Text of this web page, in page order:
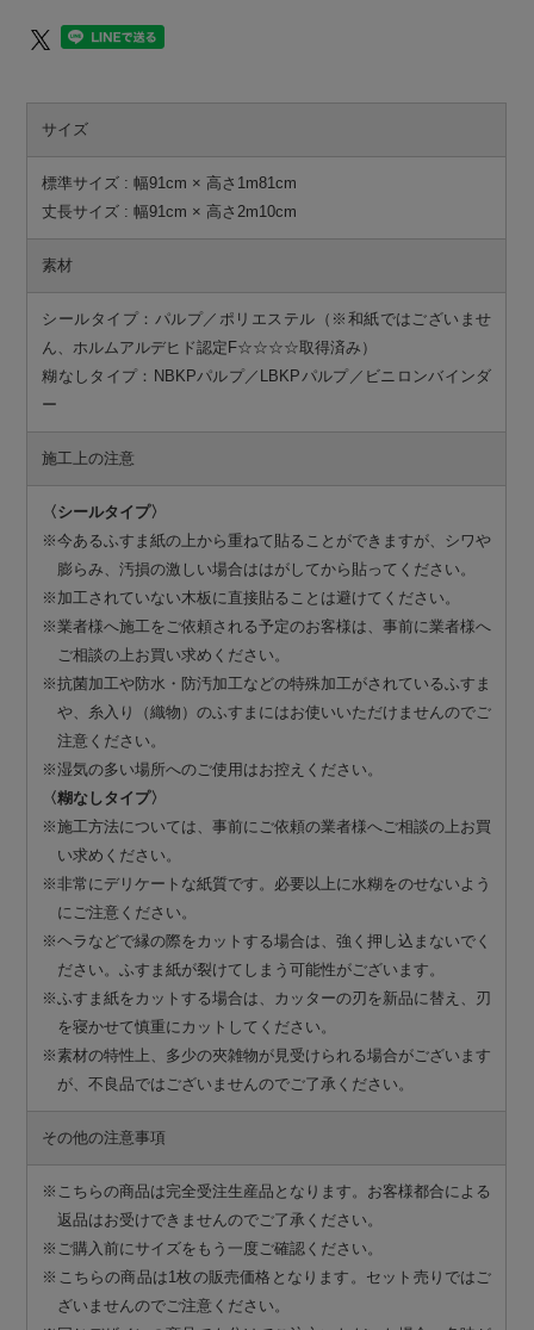
サイズ
標準サイズ : 幅91cm × 高さ1m81cm
丈長サイズ : 幅91cm × 高さ2m10cm
素材
シールタイプ：パルプ／ポリエステル（※和紙ではございませ
ん、ホルムアルデヒド認定F☆☆☆☆取得済み）
糊なしタイプ：NBKPパルプ／LBKPパルプ／ビニロンバインダ
ー
施工上の注意
〈シールタイプ〉
※今あるふすま紙の上から重ねて貼ることができますが、シワや
膨らみ、汚損の激しい場合ははがしてから貼ってください。
※加工されていない木板に直接貼ることは避けてください。
※業者様へ施工をご依頼される予定のお客様は、事前に業者様へ
ご相談の上お買い求めください。
※抗菌加工や防水・防汚加工などの特殊加工がされているふすま
や、糸入り（織物）のふすまにはお使いいただけませんのでご
注意ください。
※湿気の多い場所へのご使用はお控えください。
〈糊なしタイプ〉
※施工方法については、事前にご依頼の業者様へご相談の上お買
い求めください。
※非常にデリケートな紙質です。必要以上に水糊をのせないよう
にご注意ください。
※ヘラなどで縁の際をカットする場合は、強く押し込まないでく
ださい。ふすま紙が裂けてしまう可能性がございます。
※ふすま紙をカットする場合は、カッターの刃を新品に替え、刃
を寝かせて慎重にカットしてください。
※素材の特性上、多少の夾雑物が見受けられる場合がございます
が、不良品ではございませんのでご了承ください。
その他の注意事項
※こちらの商品は完全受注生産品となります。お客様都合による
返品はお受けできませんのでご了承ください。
※ご購入前にサイズをもう一度ご確認ください。
※こちらの商品は1枚の販売価格となります。セット売りではご
ざいませんのでご注意ください。